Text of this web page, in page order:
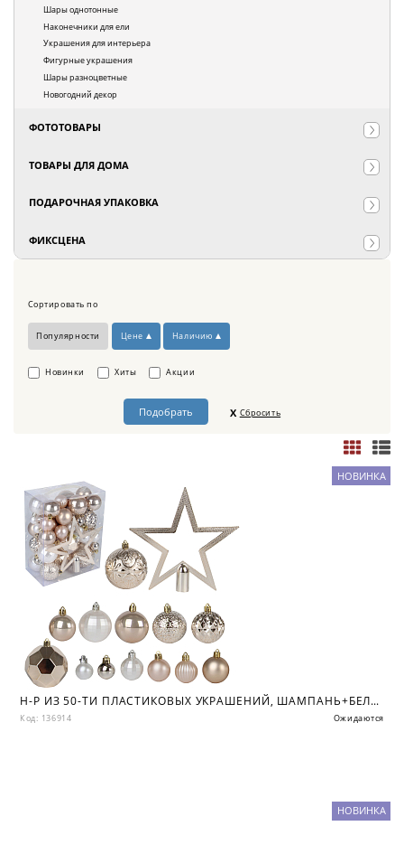
Шары однотонные
Наконечники для ели
Украшения для интерьера
Фигурные украшения
Шары разноцветные
Новогодний декор
ФОТОТОВАРЫ
ТОВАРЫ ДЛЯ ДОМА
ПОДАРОЧНАЯ УПАКОВКА
ФИКСЦЕНА
Сортировать по
Популярности Цене Наличию
Сбросить
Новинки Хиты Акции
Н-Р ИЗ 50-ТИ ПЛАСТИКОВЫХ УКРАШЕНИЙ, ШАМПАНЬ+БЕЛ+ЖЕМЧУЖН., ПВХ КОР
Код: 136914 Ожидаются
НОВИНКА
НОВИНКА